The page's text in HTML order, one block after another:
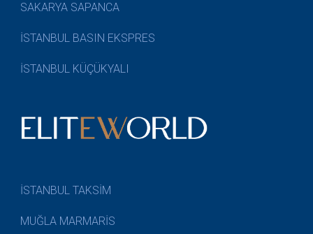
SAKARYA SAPANCA
İSTANBUL BASIN EKSPRES
İSTANBUL KÜÇÜKYALI
İSTANBUL TAKSİM
MUĞLA MARMARİS